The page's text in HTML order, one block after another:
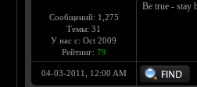
Сообщений: 1,275
Темы: 31
У нас с: Oct 2009
Рейтинг: 79
Be true - stay
04-03-2011, 12:00 AM